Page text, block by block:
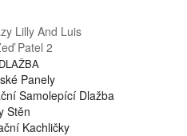
Lilly And Luis
Patel 2
Panely
Samolepící Dlažba
Stěn
Kachličky